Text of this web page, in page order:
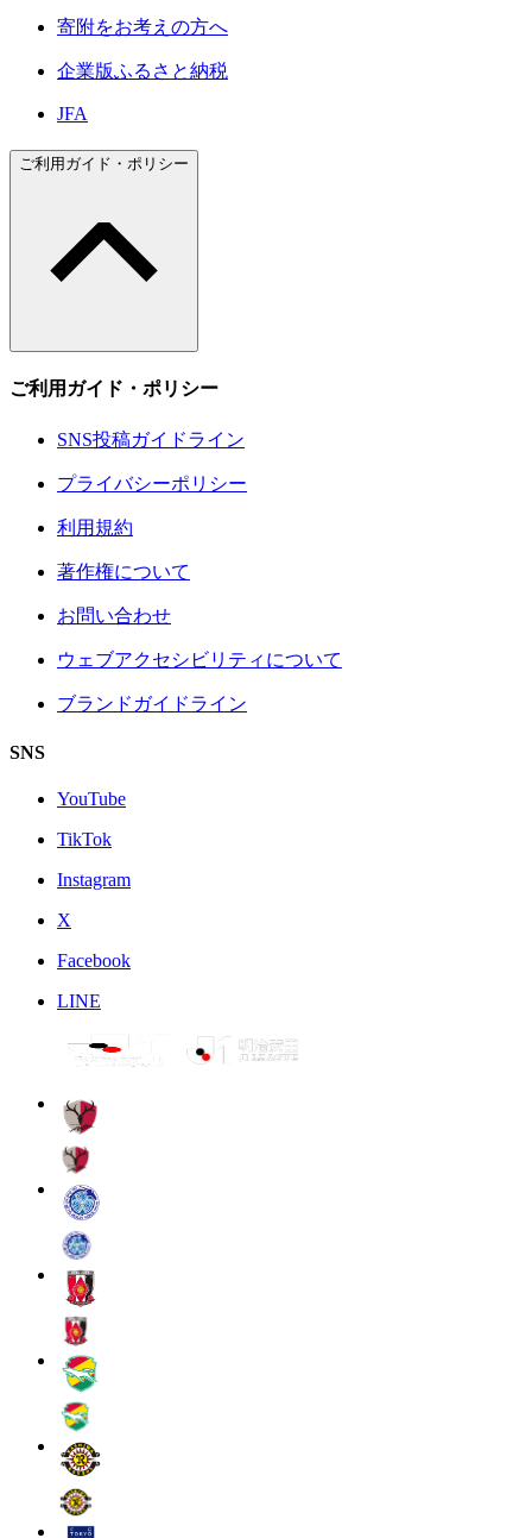
寄附をお考えの方へ
企業版ふるさと納税
JFA
ご利用ガイド・ポリシー
ご利用ガイド・ポリシー
SNS投稿ガイドライン
プライバシーポリシー
利用規約
著作権について
お問い合わせ
ウェブアクセシビリティについて
ブランドガイドライン
SNS
YouTube
TikTok
Instagram
X
Facebook
LINE